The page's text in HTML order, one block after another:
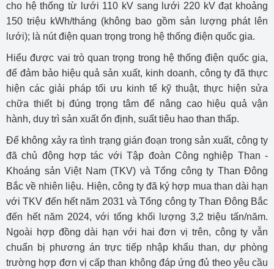
cho hệ thống từ lưới 110 kV sang lưới 220 kV đạt khoảng
150 triệu kWh/tháng (không bao gồm sản lượng phát lên
lưới); là nút điện quan trọng trong hệ thống điện quốc gia.
Hiểu được vai trò quan trọng trong hệ thống điện quốc gia,
để đảm bảo hiệu quả sản xuất, kinh doanh, công ty đã thực
hiện các giải pháp tối ưu kinh tế kỹ thuật, thực hiện sửa
chữa thiết bị đúng trọng tâm để nâng cao hiệu quả vận
hành, duy trì sản xuất ổn định, suất tiêu hao than thấp.
Để không xảy ra tình trạng gián đoạn trong sản xuất, công ty
đã chủ động hợp tác với Tập đoàn Công nghiệp Than -
Khoáng sản Việt Nam (TKV) và Tổng công ty Than Đông
Bắc về nhiên liệu. Hiện, công ty đã ký hợp mua than dài hạn
với TKV đến hết năm 2031 và Tổng công ty Than Đông Bắc
đến hết năm 2024, với tổng khối lượng 3,2 triệu tấn/năm.
Ngoài hợp đồng dài hạn với hai đơn vị trên, công ty vẫn
chuẩn bị phương án trực tiếp nhập khẩu than, dự phòng
trường hợp đơn vị cấp than không đáp ứng đủ theo yêu cầu